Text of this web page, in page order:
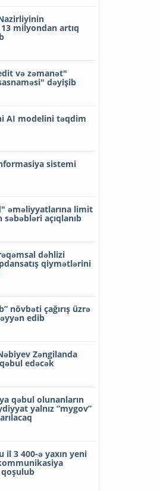
milyondan artıq
və zəmanət"
dəyişib
AI modelini təqdim
sistemi
əməliyyatlarına limit
səbəbləri açıqlanıb
dəhlizi
qiymətlərini
növbəti çağırış üzrə
edib
Zəngilanda
edəcək
qəbul olunanların
yalnız “mygov”
il 3 400-ə yaxın yeni